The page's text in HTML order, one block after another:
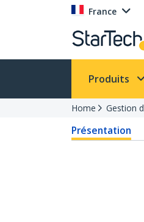
France
Produits
Home Gestion
Présentation